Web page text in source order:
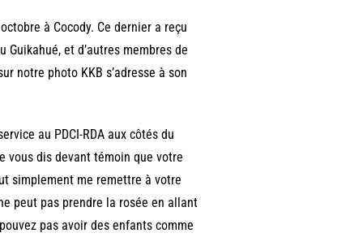
à Cocody. Ce dernier a reçu
et d’autres membres de
notre photo KKB s’adresse à son
au PDCI-RDA aux côtés du
vous dis devant témoin que votre
simplement me remettre à votre
peut pas prendre la rosée en allant
pas avoir des enfants comme